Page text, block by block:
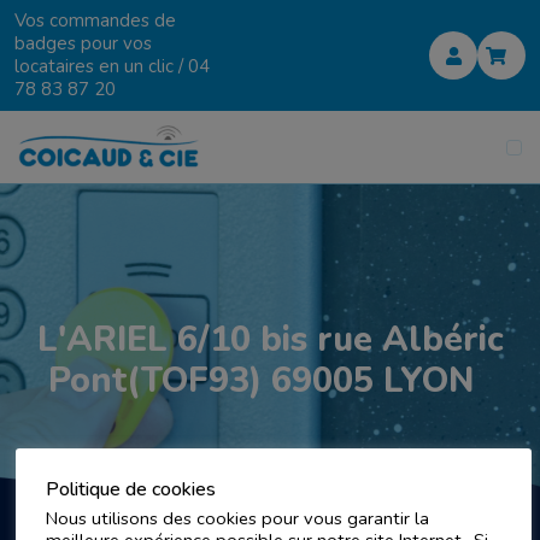
Vos commandes de
badges pour vos
locataires en un clic /04
78 83 87 20
L'ARIEL 6/10 bis rue Albéric
Pont(TOF93) 69005 LYON
Politique de cookies
Nous utilisons des cookies pour vous garantir la